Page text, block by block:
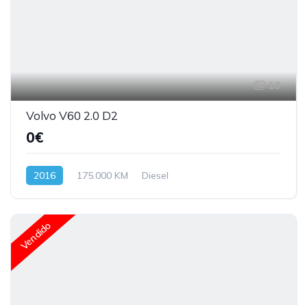
10
Volvo V60 2.0 D2
0€
2016 175.000 KM Diesel
Vendido